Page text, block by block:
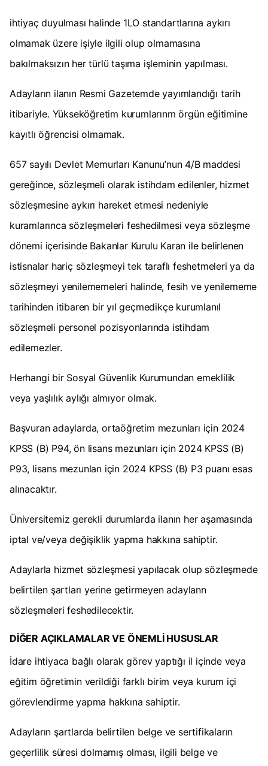
ihtiyaç duyulması halinde 1LO standartlarına aykırı
olmamak üzere işiyle ilgili olup olmamasına
bakılmaksızın her türlü taşıma işleminin yapılması.
Adayların ilanın Resmi Gazetemde yayımlandığı tarih
itibariyle. Yükseköğretim kurumlarınm örgün eğitimine
kayıtlı öğrencisi olmamak.
657 sayılı Devlet Memurları Kanunu’nun 4/B maddesi
gereğince, sözleşmeli olarak istihdam edilenler, hizmet
sözleşmesine aykırı hareket etmesi nedeniyle
kuramlarınca sözleşmeleri feshedilmesi veya sözleşme
dönemi içerisinde Bakanlar Kurulu Karan ile belirlenen
istisnalar hariç sözleşmeyi tek taraflı feshetmeleri ya da
sözleşmeyi yenilememeleri halinde, fesih ve yenilememe
tarihinden itibaren bir yıl geçmedikçe kurumlanıl
sözleşmeli personel pozisyonlarında istihdam
edilemezler.
Herhangi bir Sosyal Güvenlik Kurumundan emeklilik
veya yaşlılık aylığı almıyor olmak.
Başvuran adaylarda, ortaöğretim mezunları için 2024
KPSS (B) P94, ön lisans mezunları için 2024 KPSS (B)
P93, lisans mezunlan için 2024 KPSS (B) P3 puanı esas
alınacaktır.
Üniversitemiz gerekli durumlarda ilanın her aşamasında
iptal ve/veya değişiklik yapma hakkına sahiptir.
Adaylarla hizmet sözleşmesi yapılacak olup sözleşmede
belirtilen şartları yerine getirmeyen adaylann
sözleşmeleri feshedilecektir.
DİĞER AÇIKLAMALAR VE ÖNEMLİ HUSUSLAR
İdare ihtiyaca bağlı olarak görev yaptığı il içinde veya
eğitim öğretimin verildiği farklı birim veya kurum içi
görevlendirme yapma hakkına sahiptir.
Adayların şartlarda belirtilen belge ve sertifikaların
geçerlilik süresi dolmamış olması, ilgili belge ve